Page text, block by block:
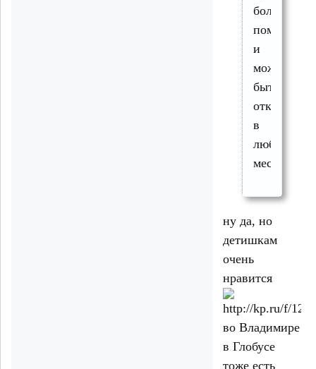
больших
помещений
и
может
быть
открыт
в
любом
месте.
ну да, но
детишкам
очень
нравится
во Владимире
в Глобусе
тоже есть